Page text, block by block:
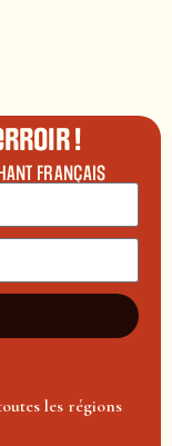
!
FRANÇAIS
les régions